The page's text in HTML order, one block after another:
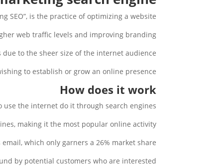
SEO”, is the practice of optimizing a website.
web traffic levels and improving branding.
to the sheer size of the internet audience.
to establish or grow an online presence.
How does it work
use the internet do it through search engines.
making it the most popular online activity.
which only garners a 26% market share.
by potential customers who are interested.